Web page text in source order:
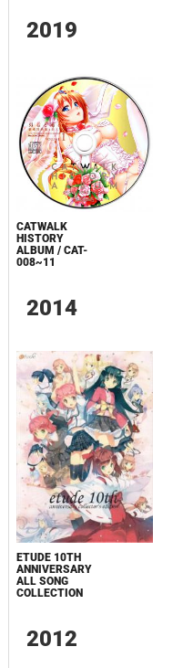
2019
CATWALK
HISTORY
ALBUM / CAT-
008~11
2014
ETUDE 10TH
ANNIVERSARY
ALL SONG
COLLECTION
2012